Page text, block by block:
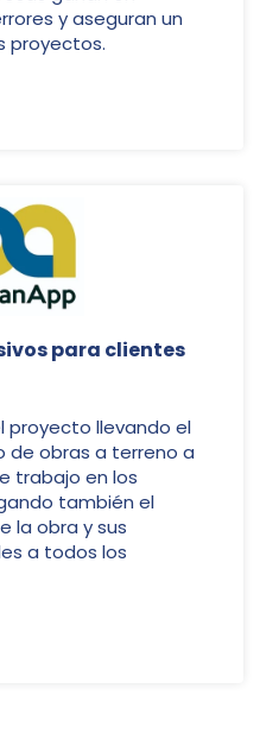
y aseguran un
proyectos.
para clientes
proyecto llevando el
de obras a terreno a
trabajo en los
también el
la obra y sus
a todos los